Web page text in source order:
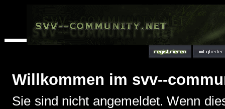
Willkommen im svv--
Sie sind nicht angemeldet. Wenn